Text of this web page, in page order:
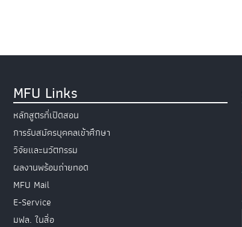
MFU Links
หลักสูตรที่เปิดสอน
การรับสมัครบุคคลเข้าศึกษา
วิจัยและนวัตกรรม
ผลงานพร้อมถ่ายทอด
MFU Mail
E-Service
มฟล. ในสื่อ